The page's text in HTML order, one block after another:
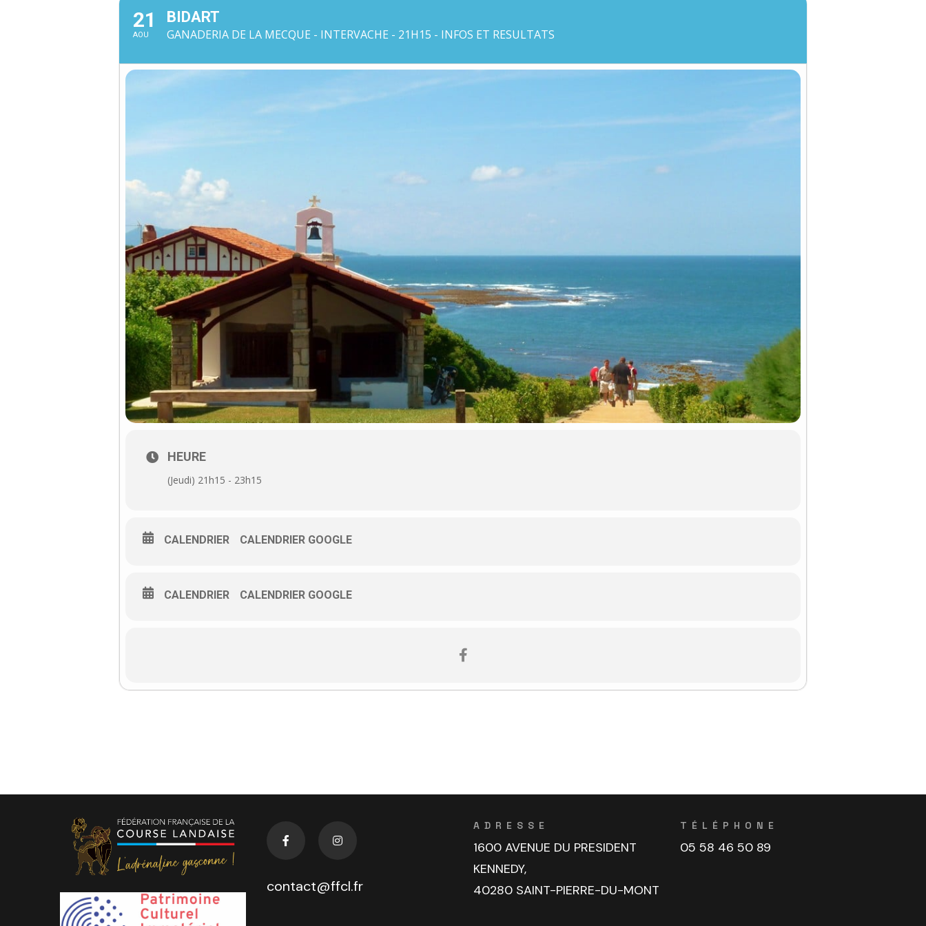
21
AOU
BIDART
GANADERIA DE LA MECQUE - INTERVACHE - 21H15 - INFOS ET RESULTATS
HEURE
(Jeudi) 21h15 - 23h15
CALENDRIER CALENDRIER GOOGLE
CALENDRIER CALENDRIER GOOGLE
contact@ffcl.fr
ADRESSE
1600 AVENUE DU PRESIDENT
KENNEDY,
40280 SAINT-PIERRE-DU-MONT
TÉLÉPHONE
05 58 46 50 89